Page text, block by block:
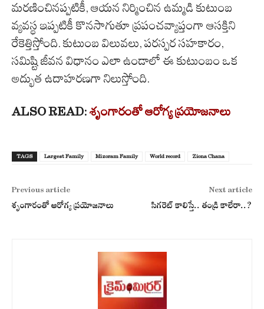
మరణించినప్పటికీ, ఆయన నిర్మించిన ఉమ్మడి కుటుంబ
వ్యవస్థ ఇప్పటికీ కొనసాగుతూ ప్రపంచవ్యాప్తంగా ఆసక్తిని
రేకెత్తిస్తోంది. కుటుంబ విలువలు, పరస్పర సహకారం,
సమిష్టి జీవన విధానం ఎలా ఉండాలో ఈ కుటుంబం ఒక
అద్భుత ఉదాహరణగా నిలుస్తోంది.
ALSO READ: శృంగారంతో ఆరోగ్య ప్రయోజనాలు
TAGS Largest Family Mizoram Family World record Ziona Chana
Previous article
శృంగారంతో ఆరోగ్య ప్రయోజనాలు
Next article
సిగరెట్ కాలిస్తే.. తండ్రి కాలేరా..?